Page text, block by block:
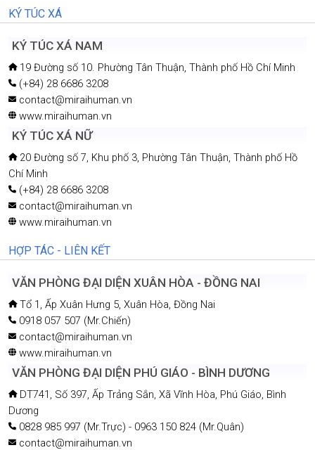
KÝ TÚC XÁ
KÝ TÚC XÁ NAM
19 Đường số 10. Phường Tân Thuận, Thành phố Hồ Chí Minh
(+84) 28 6686 3208
contact@miraihuman.vn
www.miraihuman.vn
KÝ TÚC XÁ NỮ
20 Đường số 7, Khu phố 3, Phường Tân Thuận, Thành phố Hồ
Chí Minh
(+84) 28 6686 3208
contact@miraihuman.vn
www.miraihuman.vn
HỢP TÁC - LIÊN KẾT
VĂN PHÒNG ĐẠI DIỆN XUÂN HÒA - ĐỒNG NAI
Tổ 1, Ấp Xuân Hưng 5, Xuân Hòa, Đồng Nai
0918 057 507 (Mr.Chiến)
contact@miraihuman.vn
www.miraihuman.vn
VĂN PHÒNG ĐẠI DIỆN PHÚ GIÁO - BÌNH DƯƠNG
DT741, Số 397, Ấp Trảng Sắn, Xã Vĩnh Hòa, Phú Giáo, Bình
Dương
0828 985 997 (Mr.Trực) - 0963 150 824 (Mr.Quân)
contact@miraihuman.vn